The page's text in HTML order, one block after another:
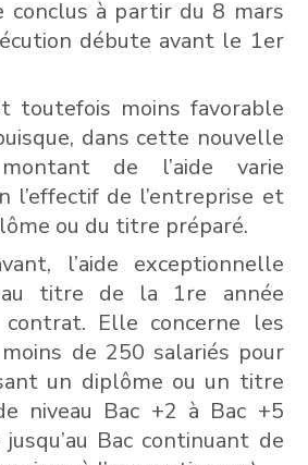
conclus à partir du 8 mars
débute avant le 1er
toutefois moins favorable
dans cette nouvelle
de l’aide varie
l’effectif de l’entreprise et
ou du titre préparé.
l’aide exceptionnelle
titre de la 1re année
contrat. Elle concerne les
de 250 salariés pour
un diplôme ou un titre
niveau Bac +2 à Bac +5
Bac continuant de